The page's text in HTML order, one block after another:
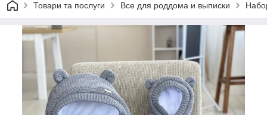
Товари та послуги Все для роддома и выписки